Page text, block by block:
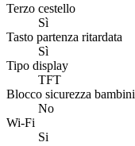
Terzo cestello
Sì
Tasto partenza ritardata
Sì
Tipo display
TFT
Blocco sicurezza bambini
No
Wi-Fi
Si